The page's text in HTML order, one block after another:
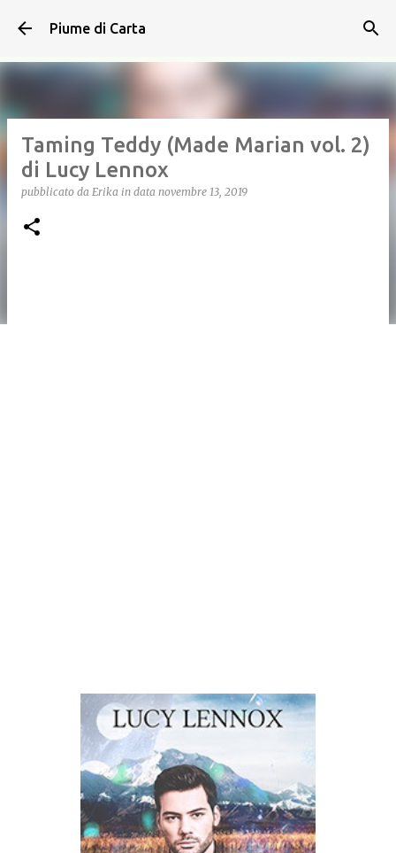
Passa ai contenuti principali
Piume di Carta
Taming Teddy (Made Marian vol. 2)
di Lucy Lennox
pubblicato da Erika in data novembre 13, 2019